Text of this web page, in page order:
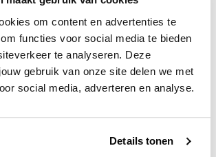
om content en advertenties te
functies voor social media te bieden
te analyseren. Deze
gebruik van onze site delen we met
social media, adverteren en analyse.
Details tonen
voor licentiehouders
en panden betrokken zijn bij dit nieuws.
alleen beschikbaar voor licentiehouders van
Vastgoeddata.